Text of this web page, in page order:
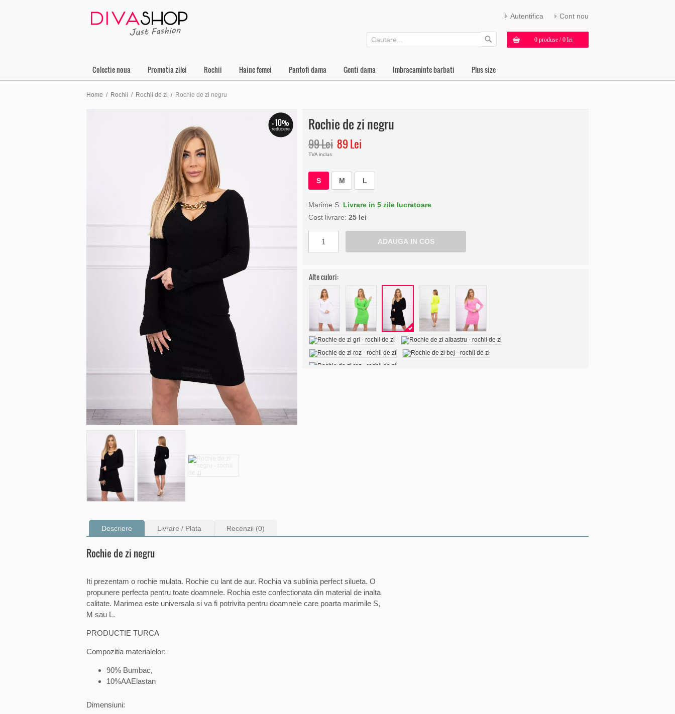
Autentifica Cont nou
0 produse / 0 lei
Colectie noua Promotia zilei Rochii Haine femei Pantofi dama Genti dama Imbracaminte barbati Plus size
Home / Rochii / Rochii de zi / Rochie de zi negru
- 10%
reducere Rochie de zi negru
99 Lei 89 Lei
TVA inclus
S M L
Marime S: Livrare in 5 zile lucratoare
Cost livrare: 25 lei
Alte culori:
Descriere Livrare / Plata Recenzii (0)
Rochie de zi negru
Iti prezentam o rochie mulata. Rochie cu lant de aur. Rochia va sublinia perfect silueta. O
propunere perfecta pentru toate doamnele. Rochia este confectionata din material de inalta
calitate. Marimea este universala si va fi potrivita pentru doamnele care poarta marimile S,
M sau L.
PRODUCTIE TURCA
Compozitia materialelor:
90% Bumbac,
10%AAElastan
Dimensiuni: